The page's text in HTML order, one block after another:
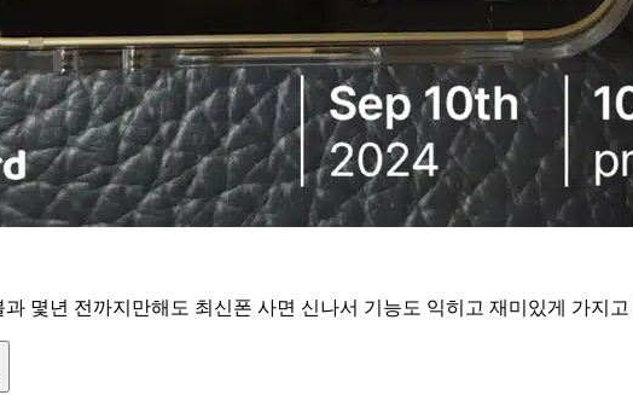
몇년 전까지만해도 최신폰 사면 신나서 기능도 익히고 재미있게 가지